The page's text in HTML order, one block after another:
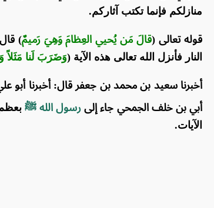
منازلكم فإنما تكتب آثاركم.
قوله تعالى (قالَ مَن يُحيي العِظامَ وَهِيَ رَميمٌ)
النار فأنزل الله تعالى هذه الآية (وَضَرَبَ لَنا
أخبرنا سعيد بن محمد بن جعفر قال: أخبرنا أبو
أبي بن خلف الجمحي جاء إلى رسول الله ﷺ
الآيات.